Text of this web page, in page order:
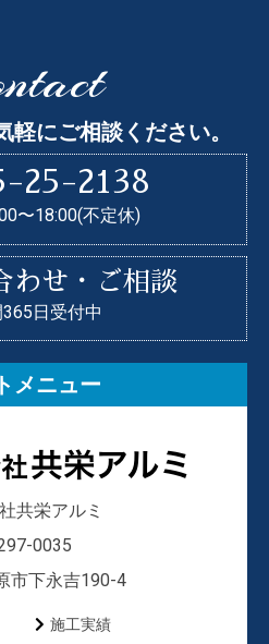
軽にご相談ください。
25-2138
〜18:00(不定休)
わせ・ご相談
日受付中
メニュー
共栄アルミ
0035
市下永吉190-4
施工実績